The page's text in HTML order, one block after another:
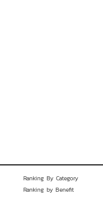
Ranking By Category
Ranking by Benefit